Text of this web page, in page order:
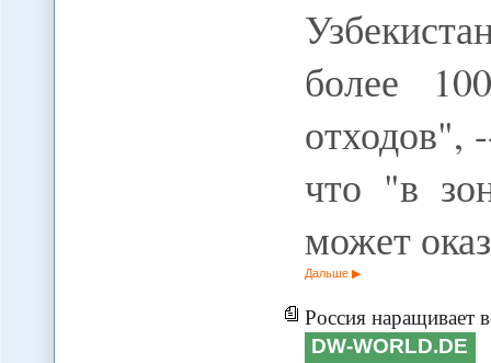
более
отходов",
что "в
может
Дальше
Россия наращивает
DW-WORLD.DE